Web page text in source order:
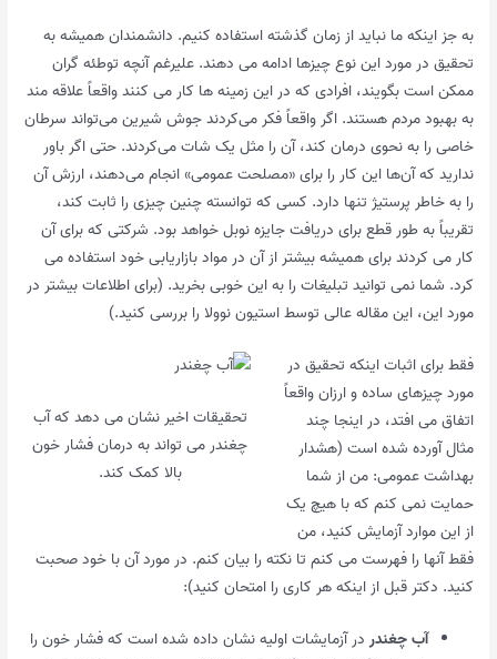
به جز اینکه ما نباید از زمان گذشته استفاده کنیم. دانشمندان همیشه به
تحقیق در مورد این نوع چیزها ادامه می دهند. علیرغم آنچه توطئه گران
ممکن است بگویند، افرادی که در این زمینه ها کار می کنند واقعاً علاقه مند
به بهبود مردم هستند. اگر واقعاً فکر می‌کردند جوش شیرین می‌تواند سرطان
خاصی را به نحوی درمان کند، آن را مثل یک شات می‌کردند. حتی اگر باور
ندارید که آن‌ها این کار را برای «مصلحت عمومی» انجام می‌دهند، ارزش آن
را به خاطر پرستیژ تنها دارد. کسی که توانسته چنین چیزی را ثابت کند،
تقریباً به طور قطع برای دریافت جایزه نوبل خواهد بود. شرکتی که برای آن
کار می کردند برای همیشه بیشتر از آن در مواد بازاریابی خود استفاده می
کرد. شما نمی توانید تبلیغات را به این خوبی بخرید. (برای اطلاعات بیشتر در
مورد این، این مقاله عالی توسط استیون نوولا را بررسی کنید.)
تحقیقات اخیر نشان می دهد که آب
چغندر می تواند به درمان فشار خون
بالا کمک کند.
فقط برای اثبات اینکه تحقیق در
مورد چیزهای ساده و ارزان واقعاً
اتفاق می افتد، در اینجا چند
مثال آورده شده است (هشدار
بهداشت عمومی: من از شما
حمایت نمی کنم که با هیچ یک
از این موارد آزمایش کنید، من
فقط آنها را فهرست می کنم تا نکته را بیان کنم. در مورد آن با خود صحبت
کنید. دکتر قبل از اینکه هر کاری را امتحان کنید):
آب چغندر در آزمایشات اولیه نشان داده شده است که فشار خون را